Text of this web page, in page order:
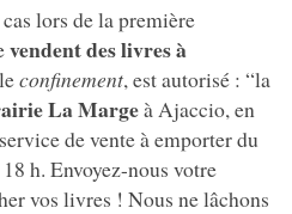
lors de la première
vendent des livres à
confinement, est autorisé : “la
La Margeà Ajaccio, en
de vente à emporter du
h. Envoyez-nous votre
vos livres ! Nous ne lâchons